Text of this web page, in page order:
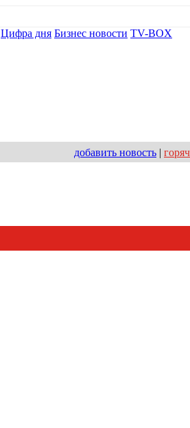
Цифра дня Бизнес новости TV-BOX
добавить новость |